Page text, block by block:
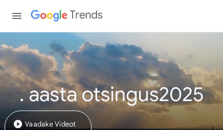
Trends
. aasta otsingus2025
Vaadake Videot